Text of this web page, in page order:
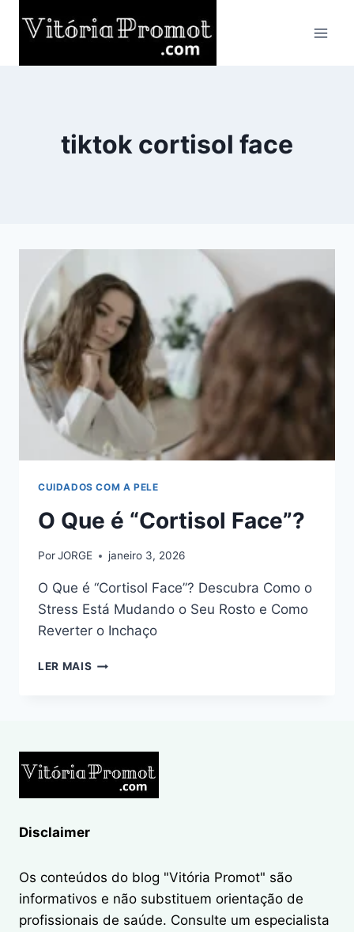
para
tiktok cortisol face
CUIDADOS COM A PELE
O Que é “Cortisol Face”?
PorJORGE janeiro 3, 2026
O Que é “Cortisol Face”? Descubra Como o
Stress Está Mudando o Seu Rosto e Como
Reverter o Inchaço
LER MAIS O
Disclaimer
Os conteúdos do blog "Vitória Promot" são
informativos e não substituem orientação de
profissionais de saúde. Consulte um especialista